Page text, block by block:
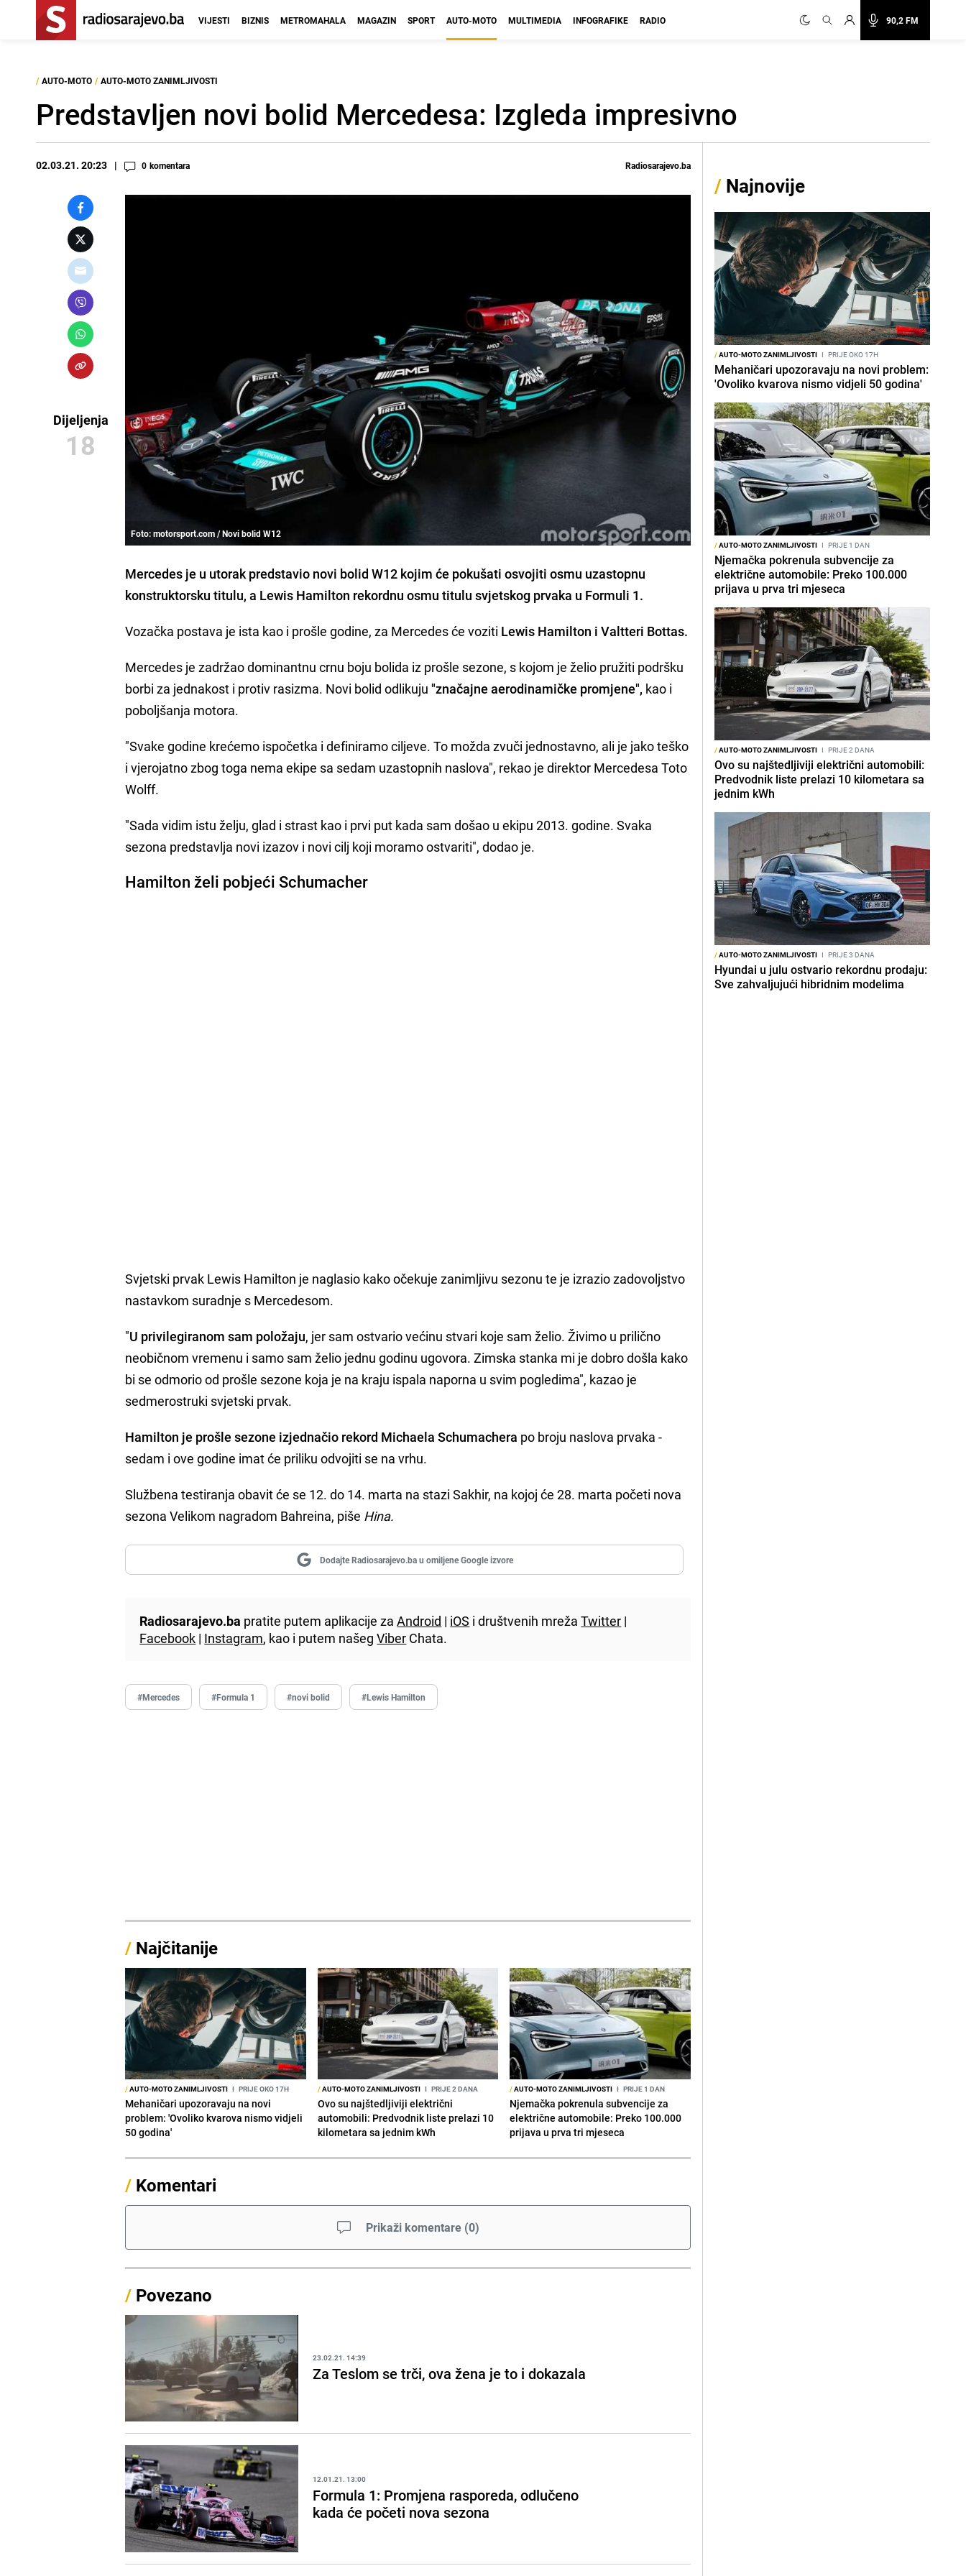
90,2 FM
VIJESTI BIZNIS METROMAHALA MAGAZIN SPORT AUTO-MOTO MULTIMEDIA INFOGRAFIKE RADIO
/ AUTO-MOTO / AUTO-MOTO ZANIMLJIVOSTI
Predstavljen novi bolid Mercedesa: Izgleda impresivno
02.03.21. 20:23 0 komentara Radiosarajevo.ba
Dijeljenja
18
Foto: motorsport.com / Novi bolid W12
Mercedes je u utorak predstavio novi bolid W12 kojim će pokušati osvojiti osmu uzastopnu
konstruktorsku titulu, a Lewis Hamilton rekordnu osmu titulu svjetskog prvaka u Formuli 1.
Vozačka postava je ista kao i prošle godine, za Mercedes će voziti Lewis Hamilton i Valtteri Bottas.
Mercedes je zadržao dominantnu crnu boju bolida iz prošle sezone, s kojom je želio pružiti podršku
borbi za jednakost i protiv rasizma. Novi bolid odlikuju"značajne aerodinamičke promjene", kao i
poboljšanja motora.
"Svake godine krećemo ispočetka i definiramo ciljeve. To možda zvuči jednostavno, ali je jako teško
i vjerojatno zbog toga nema ekipe sa sedam uzastopnih naslova", rekao je direktor Mercedesa Toto
Wolff.
"Sada vidim istu želju, glad i strast kao i prvi put kada sam došao u ekipu 2013. godine. Svaka
sezona predstavlja novi izazov i novi cilj koji moramo ostvariti", dodao je.
Hamilton želi pobjeći Schumacher
Svjetski prvak Lewis Hamilton je naglasio kako očekuje zanimljivu sezonu te je izrazio zadovoljstvo
nastavkom suradnje s Mercedesom.
"U privilegiranom sam položaju, jer sam ostvario većinu stvari koje sam želio. Živimo u prilično
neobičnom vremenu i samo sam želio jednu godinu ugovora. Zimska stanka mi je dobro došla kako
bi se odmorio od prošle sezone koja je na kraju ispala naporna u svim pogledima", kazao je
sedmerostruki svjetski prvak.
Hamilton je prošle sezone izjednačio rekord Michaela Schumachera po broju naslova prvaka -
sedam i ove godine imat će priliku odvojiti se na vrhu.
Službena testiranja obavit će se 12. do 14. marta na stazi Sakhir, na kojoj će 28. marta početi nova
sezona Velikom nagradom Bahreina, piše Hina.
Dodajte Radiosarajevo.ba u omiljene Google izvore
Radiosarajevo.ba pratite putem aplikacije zaAndroid | iOS i društvenih mrežaTwitter |
Facebook | Instagram, kao i putem našegViber Chata.
#Mercedes #Formula 1 #novi bolid #Lewis Hamilton
/ Najčitanije
/AUTO-MOTO ZANIMLJIVOSTI I PRIJE OKO 17H
Mehaničari upozoravaju na novi
problem: 'Ovoliko kvarova nismo vidjeli
50 godina'
/AUTO-MOTO ZANIMLJIVOSTI I PRIJE 2 DANA
Ovo su najštedljiviji električni
automobili: Predvodnik liste prelazi 10
kilometara sa jednim kWh
/AUTO-MOTO ZANIMLJIVOSTI I PRIJE 1 DAN
Njemačka pokrenula subvencije za
električne automobile: Preko 100.000
prijava u prva tri mjeseca
/ Komentari
Prikaži komentare (0)
/ Povezano
23.02.21. 14:39
Za Teslom se trči, ova žena je to i dokazala
12.01.21. 13:00
Formula 1: Promjena rasporeda, odlučeno
kada će početi nova sezona
/ Najnovije
/AUTO-MOTO ZANIMLJIVOSTI I PRIJE OKO 17H
Mehaničari upozoravaju na novi problem:
'Ovoliko kvarova nismo vidjeli 50 godina'
/AUTO-MOTO ZANIMLJIVOSTI I PRIJE 1 DAN
Njemačka pokrenula subvencije za
električne automobile: Preko 100.000
prijava u prva tri mjeseca
/AUTO-MOTO ZANIMLJIVOSTI I PRIJE 2 DANA
Ovo su najštedljiviji električni automobili:
Predvodnik liste prelazi 10 kilometara sa
jednim kWh
/AUTO-MOTO ZANIMLJIVOSTI I PRIJE 3 DANA
Hyundai u julu ostvario rekordnu prodaju:
Sve zahvaljujući hibridnim modelima